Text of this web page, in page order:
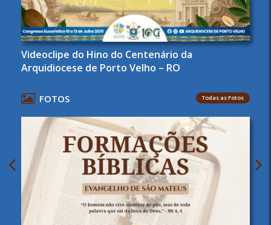
Videoclipe do Hino do Centenário da
Arquidiocese de Porto Velho – RO
FOTOS Todas as Fotos